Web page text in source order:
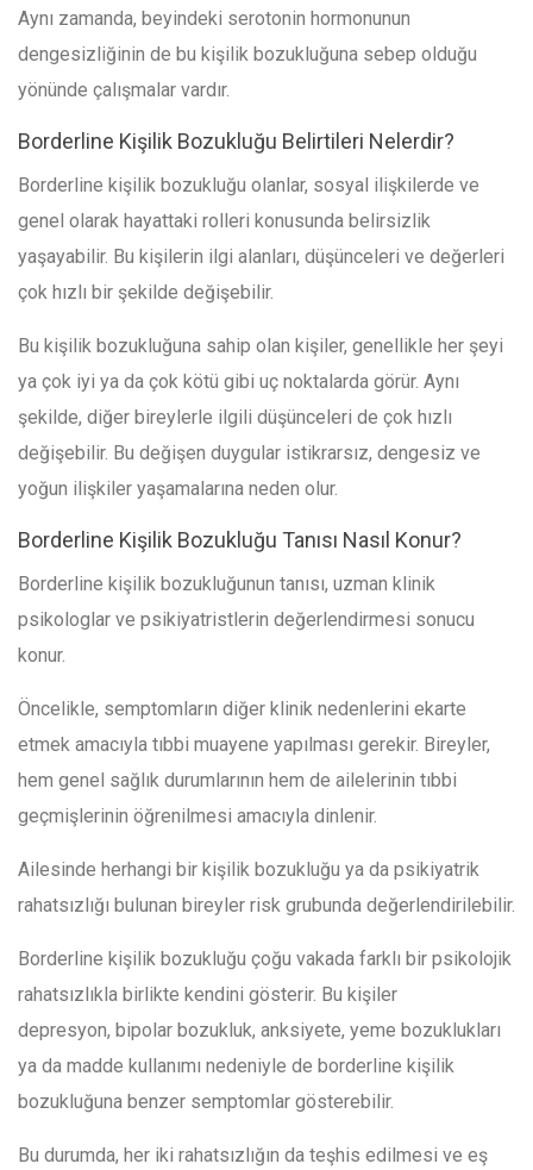
Aynı zamanda, beyindeki serotonin hormonunun
dengesizliğinin de bu kişilik bozukluğuna sebep olduğu
yönünde çalışmalar vardır.
Borderline Kişilik Bozukluğu Belirtileri Nelerdir?
Borderline kişilik bozukluğu olanlar, sosyal ilişkilerde ve
genel olarak hayattaki rolleri konusunda belirsizlik
yaşayabilir. Bu kişilerin ilgi alanları, düşünceleri ve değerleri
çok hızlı bir şekilde değişebilir.
Bu kişilik bozukluğuna sahip olan kişiler, genellikle her şeyi
ya çok iyi ya da çok kötü gibi uç noktalarda görür. Aynı
şekilde, diğer bireylerle ilgili düşünceleri de çok hızlı
değişebilir. Bu değişen duygular istikrarsız, dengesiz ve
yoğun ilişkiler yaşamalarına neden olur.
Borderline Kişilik Bozukluğu Tanısı Nasıl Konur?
Borderline kişilik bozukluğunun tanısı, uzman klinik
psikologlar ve psikiyatristlerin değerlendirmesi sonucu
konur.
Öncelikle, semptomların diğer klinik nedenlerini ekarte
etmek amacıyla tıbbi muayene yapılması gerekir. Bireyler,
hem genel sağlık durumlarının hem de ailelerinin tıbbi
geçmişlerinin öğrenilmesi amacıyla dinlenir.
Ailesinde herhangi bir kişilik bozukluğu ya da psikiyatrik
rahatsızlığı bulunan bireyler risk grubunda değerlendirilebilir.
Borderline kişilik bozukluğu çoğu vakada farklı bir psikolojik
rahatsızlıkla birlikte kendini gösterir. Bu kişiler
depresyon, bipolar bozukluk, anksiyete, yeme bozuklukları
ya da madde kullanımı nedeniyle de borderline kişilik
bozukluğuna benzer semptomlar gösterebilir.
Bu durumda, her iki rahatsızlığın da teşhis edilmesi ve eş